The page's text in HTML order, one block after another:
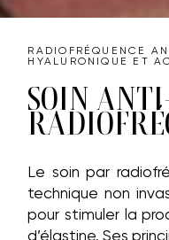
RADIOFRÉQUENCE
HYALURONIQUE ET
SOIN
Le soin par
technique non
pour stimuler la
d’élastine. Ses